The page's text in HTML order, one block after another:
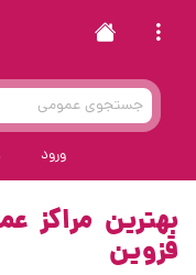
ورود
بهترین مراکز
قزوین